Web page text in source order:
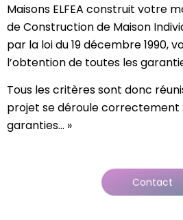
Maisons ELFEA construit votre
de Construction de Maison
par la loi du 19 décembre 1990,
l’obtention de toutes les
Tous les critères sont donc
projet se déroule correctement
garanties… »
Contact